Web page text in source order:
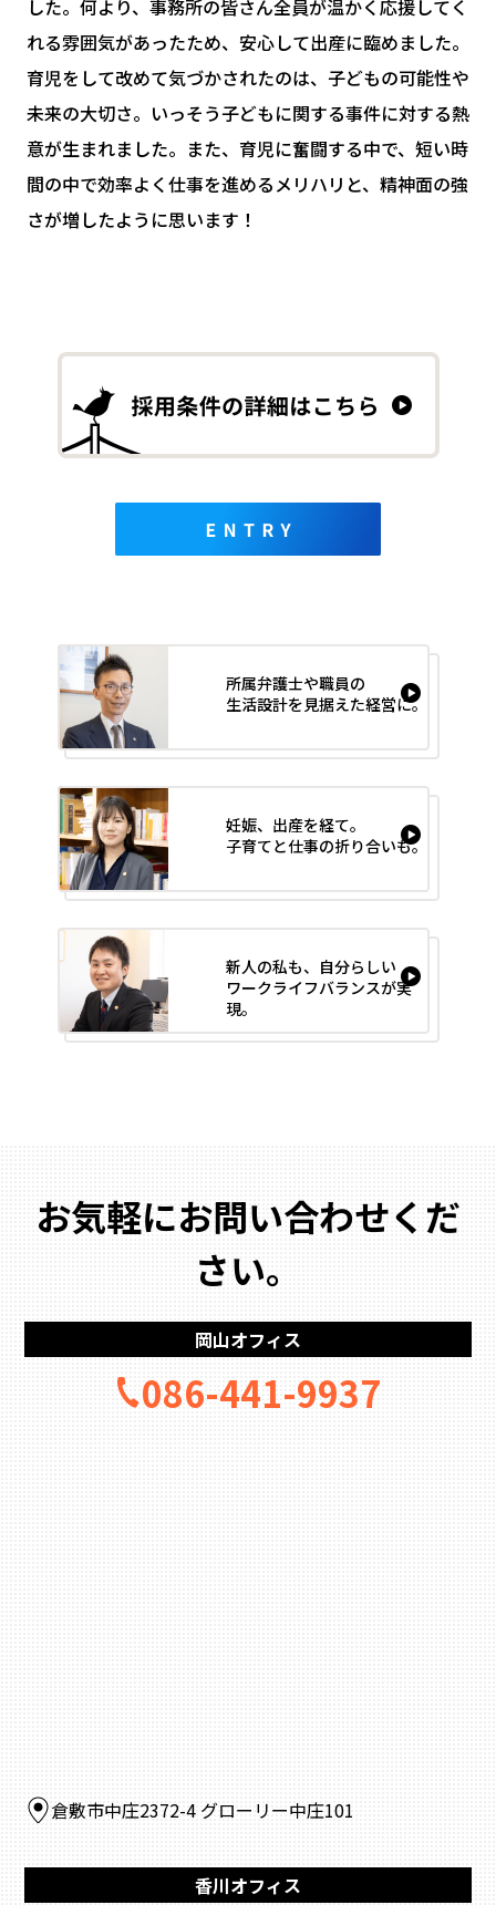
した。何より、事務所の皆さん全員が温かく応援してく
れる雰囲気があったため、安心して出産に臨めました。
育児をして改めて気づかされたのは、子どもの可能性や
未来の大切さ。いっそう子どもに関する事件に対する熱
意が生まれました。また、育児に奮闘する中で、短い時
間の中で効率よく仕事を進めるメリハリと、精神面の強
さが増したように思います！
用
条
ン
ー
フ
ォ
ー
所属弁護士や職員の
生活設計を見据えた経営に。
妊娠、出産を経て。
子育てと仕事の折り合いも。
新人の私も、自分らしい
ワークライフバランスが実
現。
お気軽にお問い合わせくだ
さい。
岡山オフィス
086-441-9937
倉敷市中庄2372-4 グローリー中庄101
香川オフィス